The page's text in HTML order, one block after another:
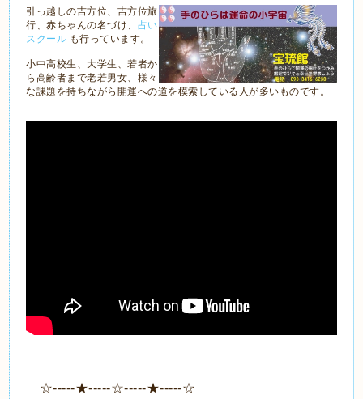
引っ越しの吉方位、吉方位旅
行、赤ちゃんの名づけ、 占い
スクール も行っています。
小中高校生、大学生、若者か
ら高齢者まで老若男女、様々
な課題を持ちながら開運への道を模索している人が多いものです。
☆-----★-----☆-----★-----☆